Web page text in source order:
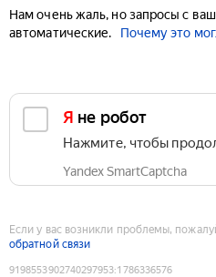
Нам очень жаль, но запросы с
автоматические.
Почему это
Я не робот
Нажмите, чтобы
Yandex SmartCaptcha
Если у вас возникли проблемы,
обратной связи
9198553902740297953:1786336576